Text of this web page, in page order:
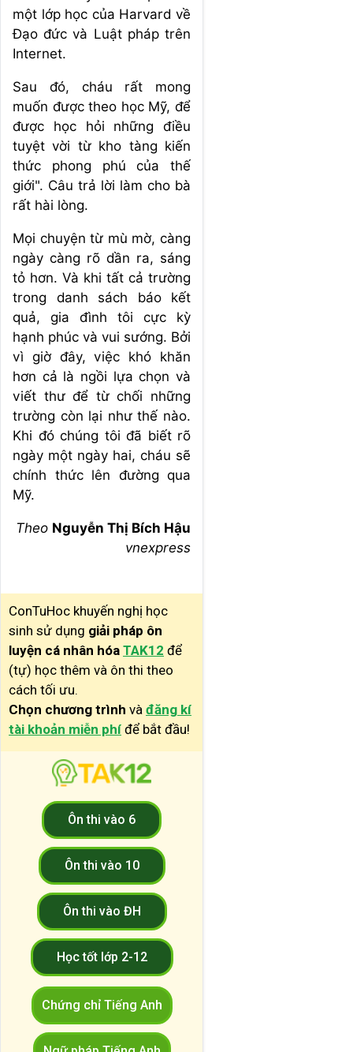
một lớp học của Harvard về
Đạo đức và Luật pháp trên
Internet.
Sau đó, cháu rất mong
muốn được theo học Mỹ, để
được học hỏi những điều
tuyệt vời từ kho tàng kiến
thức phong phú của thế
giới". Câu trả lời làm cho bà
rất hài lòng.
Mọi chuyện từ mù mờ, càng
ngày càng rõ dần ra, sáng
tỏ hơn. Và khi tất cả trường
trong danh sách báo kết
quả, gia đình tôi cực kỳ
hạnh phúc và vui sướng. Bởi
vì giờ đây, việc khó khăn
hơn cả là ngồi lựa chọn và
viết thư để từ chối những
trường còn lại như thế nào.
Khi đó chúng tôi đã biết rõ
ngày một ngày hai, cháu sẽ
chính thức lên đường qua
Mỹ.
Theo Nguyễn Thị Bích Hậu
vnexpress
ConTuHoc khuyến nghị học
sinh sử dụng giải pháp ôn
luyện cá nhân hóa TAK12 để
(tự) học thêm và ôn thi theo
cách tối ưu.
Chọn chương trình và đăng kí
tài khoản miễn phí để bắt đầu!
Ôn thi vào 6
Ôn thi vào 10
Ôn thi vào ĐH
Học tốt lớp 2-12
Chứng chỉ Tiếng Anh